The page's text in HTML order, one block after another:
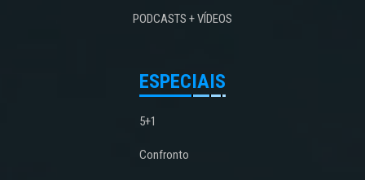
PODCASTS + VÍDEOS
ESPECIAIS
5+1
Confronto